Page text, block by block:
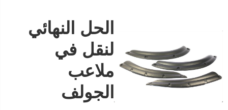
الحل النهائي
لنقل في
ملاعب
الجولف